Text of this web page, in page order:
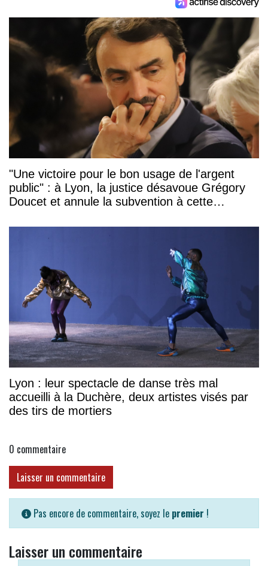
"Une victoire pour le bon usage de l'argent
public" : à Lyon, la justice désavoue Grégory
Doucet et annule la subvention à cette
Lyon : leur spectacle de danse très mal
accueilli à la Duchère, deux artistes visés par
des tirs de mortiers
0 commentaire
Laisser un commentaire
Pas encore de commentaire, soyez le premier !
Laisser un commentaire